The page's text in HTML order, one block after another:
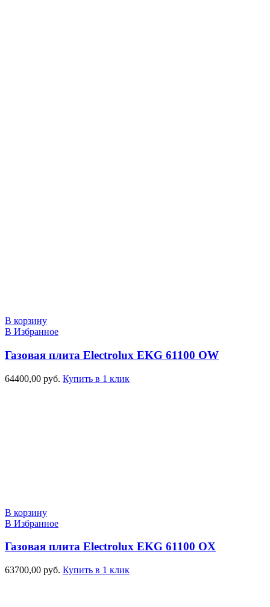
В корзину
В Избранное
Газовая плита Electrolux EKG 61100 OW
64400,00 руб. Купить в 1 клик
В корзину
В Избранное
Газовая плита Electrolux EKG 61100 OX
63700,00 руб. Купить в 1 клик